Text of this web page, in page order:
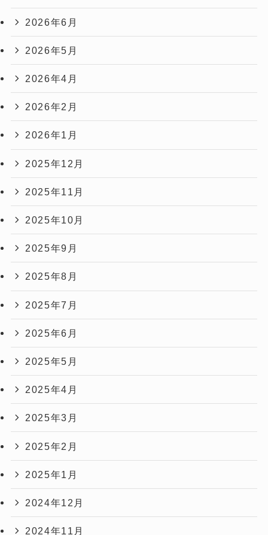
2026年6月
2026年5月
2026年4月
2026年2月
2026年1月
2025年12月
2025年11月
2025年10月
2025年9月
2025年8月
2025年7月
2025年6月
2025年5月
2025年4月
2025年3月
2025年2月
2025年1月
2024年12月
2024年11月